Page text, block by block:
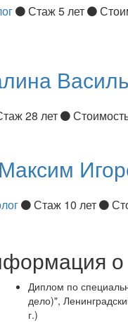
Стаж 5 лет
28 лет
Максим
Стаж 10 лет
о
Диплом по
дело)",
г.)